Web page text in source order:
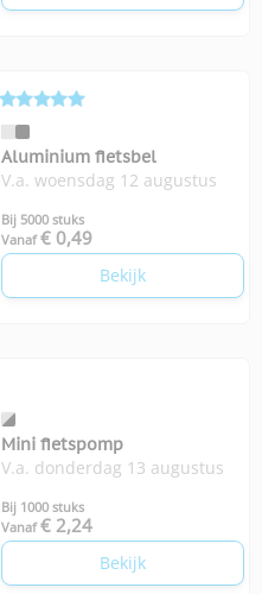
Aluminium fietsbel
V.a. woensdag 12 augustus
Bij 5000 stuks
Vanaf € 0,49
Bekijk
Mini fietspomp
V.a. donderdag 13 augustus
Bij 1000 stuks
Vanaf € 2,24
Bekijk